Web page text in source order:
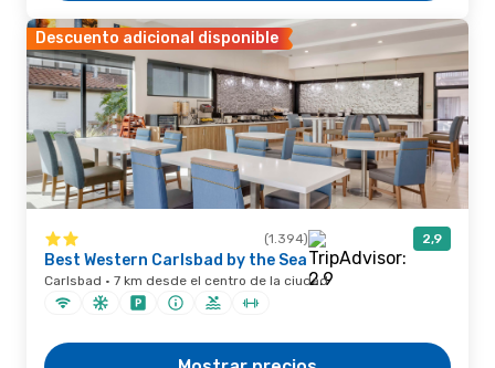
Descuento adicional disponible
(1.394) 2,9
Best Western Carlsbad by the Sea
Carlsbad · 7 km desde el centro de la ciudad